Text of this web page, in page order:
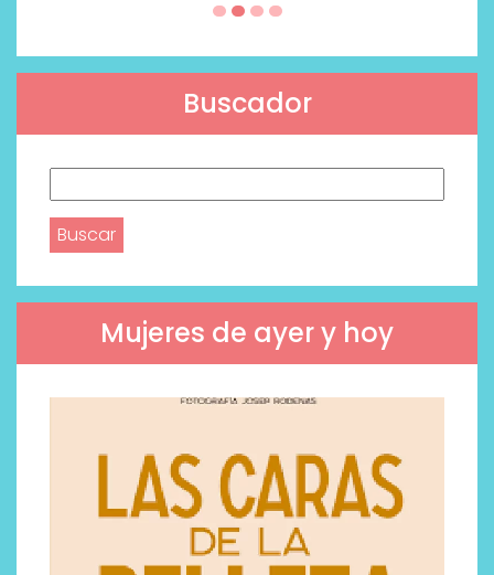
Buscador
Mujeres de ayer y hoy